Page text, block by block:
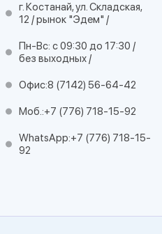
г. Костанай, ул. Складская,
12 / рынок "Эдем" /
Пн-Вс: с 09:30 до 17:30 /
без выходных /
Офис:8 (7142) 56-64-42
Моб.:+7 (776) 718-15-92
WhatsApp:+7 (776) 718-15-
92